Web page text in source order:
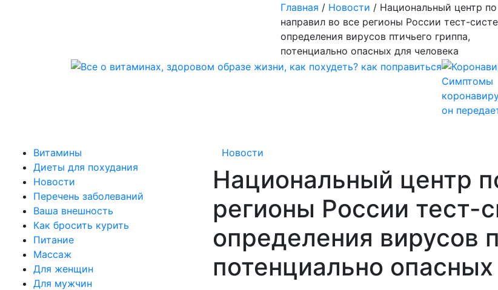
Главная / Новости / Национальный центр по
направил во все регионы России тест-
определения вирусов птичьего гриппа,
потенциально опасных для человека
Симптомы
он
Витамины
Диеты для похудания
Новости
Перечень заболеваний
Ваша внешность
Как бросить курить
Питание
Массаж
Для женщин
Для мужчин
Новости
Национальный центр
регионы России тест-
определения вирусов
потенциально